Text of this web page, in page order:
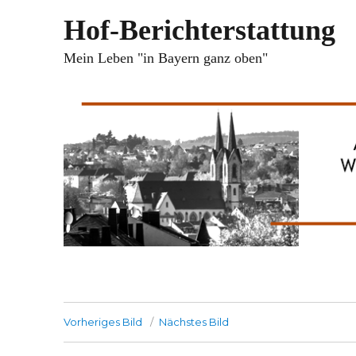
Hof-Berichterstattung
Mein Leben "in Bayern ganz oben"
Vorheriges Bild Nächstes Bild